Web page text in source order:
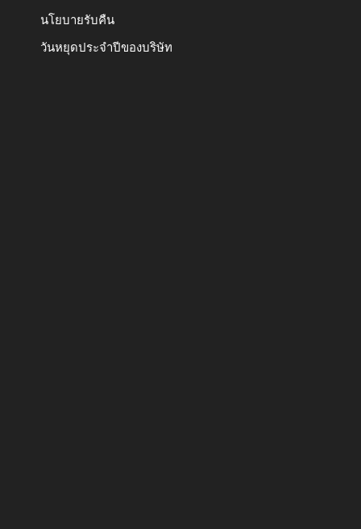
นโยบายรับคืน
วันหยุดประจำปีของบริษัท